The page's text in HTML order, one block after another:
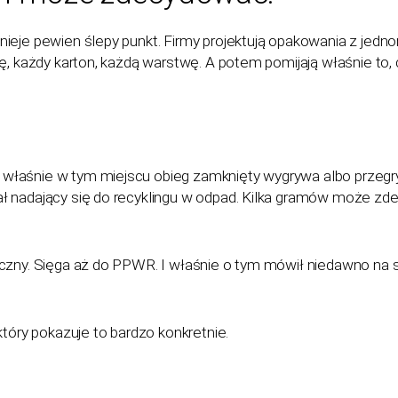
pewien ślepy punkt. Firmy projektują opakowania z
każdy karton, każdą warstwę. A potem pomijają właśnie
w tym miejscu obieg zamknięty wygrywa albo
nadający się do recyklingu w odpad. Kilka gramów może
Sięga aż do PPWR. I właśnie o tym mówił niedawno na
pokazuje to bardzo konkretnie.